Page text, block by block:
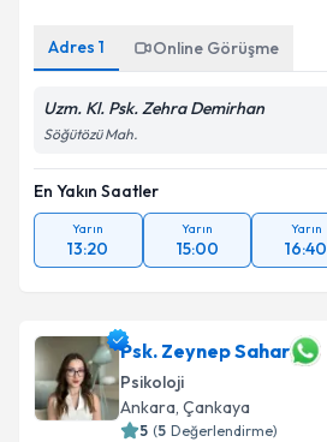
Adres 1 Online Görüşme
Uzm. Kl. Psk. Zehra Demirhan
Söğütözü Mah.
En Yakın Saatler
Yarın
13:20
Yarın
15:00
Yarın
16:40
Psk. Zeynep Sahar
Psikoloji
Ankara, Çankaya
5 (5 Değerlendirme)